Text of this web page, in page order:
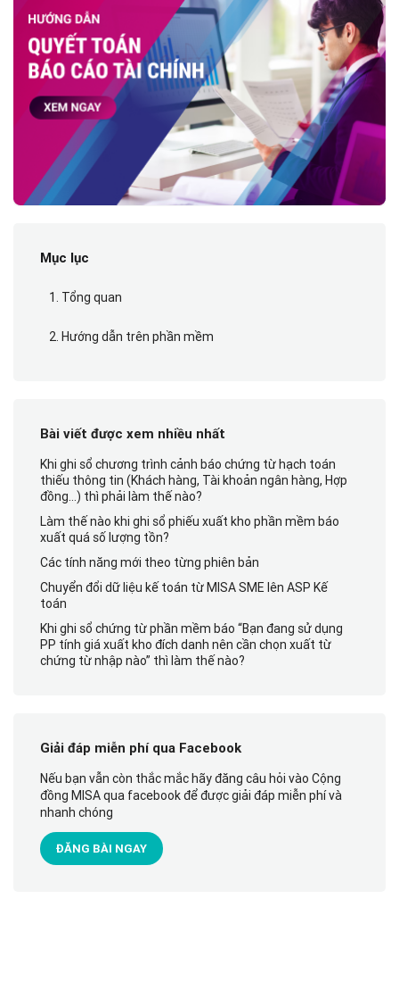
Mục lục
1. Tổng quan
2. Hướng dẫn trên phần mềm
Bài viết được xem nhiều nhất
Khi ghi sổ chương trình cảnh báo chứng từ hạch toán
thiếu thông tin (Khách hàng, Tài khoản ngân hàng, Hợp
đồng…) thì phải làm thế nào?
Làm thế nào khi ghi sổ phiếu xuất kho phần mềm báo
xuất quá số lượng tồn?
Các tính năng mới theo từng phiên bản
Chuyển đổi dữ liệu kế toán từ MISA SME lên ASP Kế
toán
Khi ghi sổ chứng từ phần mềm báo “Bạn đang sử dụng
PP tính giá xuất kho đích danh nên cần chọn xuất từ
chứng từ nhập nào” thì làm thế nào?
Giải đáp miễn phí qua Facebook
Nếu bạn vẫn còn thắc mắc hãy đăng câu hỏi vào Cộng
đồng MISA qua facebook để được giải đáp miễn phí và
nhanh chóng
ĐĂNG BÀI NGAY